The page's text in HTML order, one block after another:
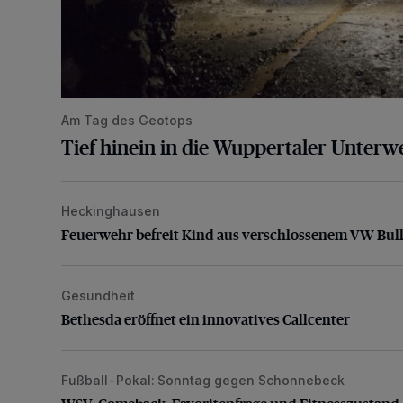
Am Tag des Geotops
Tief hinein in die Wuppertaler
Feuerwehr befreit Kind aus verschlossenem VW Bulli
Heckinghausen
Feuerwehr befreit Kind aus verschlossenem VW
Bethesda eröffnet ein innovatives Callcenter
Gesundheit
Bethesda eröffnet ein innovatives Callcenter
WSV: Comeback, Favoritenfrage und Fitnesszustand
Fußball-Pokal: Sonntag gegen Schonnebeck